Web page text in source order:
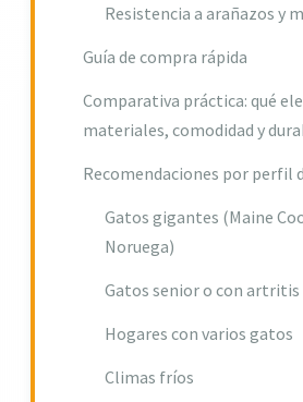
Resistencia a arañazos y
Guía de compra rápida
Comparativa práctica: qué
materiales, comodidad y
Recomendaciones por perfil
Gatos gigantes (Maine
Noruega)
Gatos senior o con artritis
Hogares con varios gatos
Climas fríos